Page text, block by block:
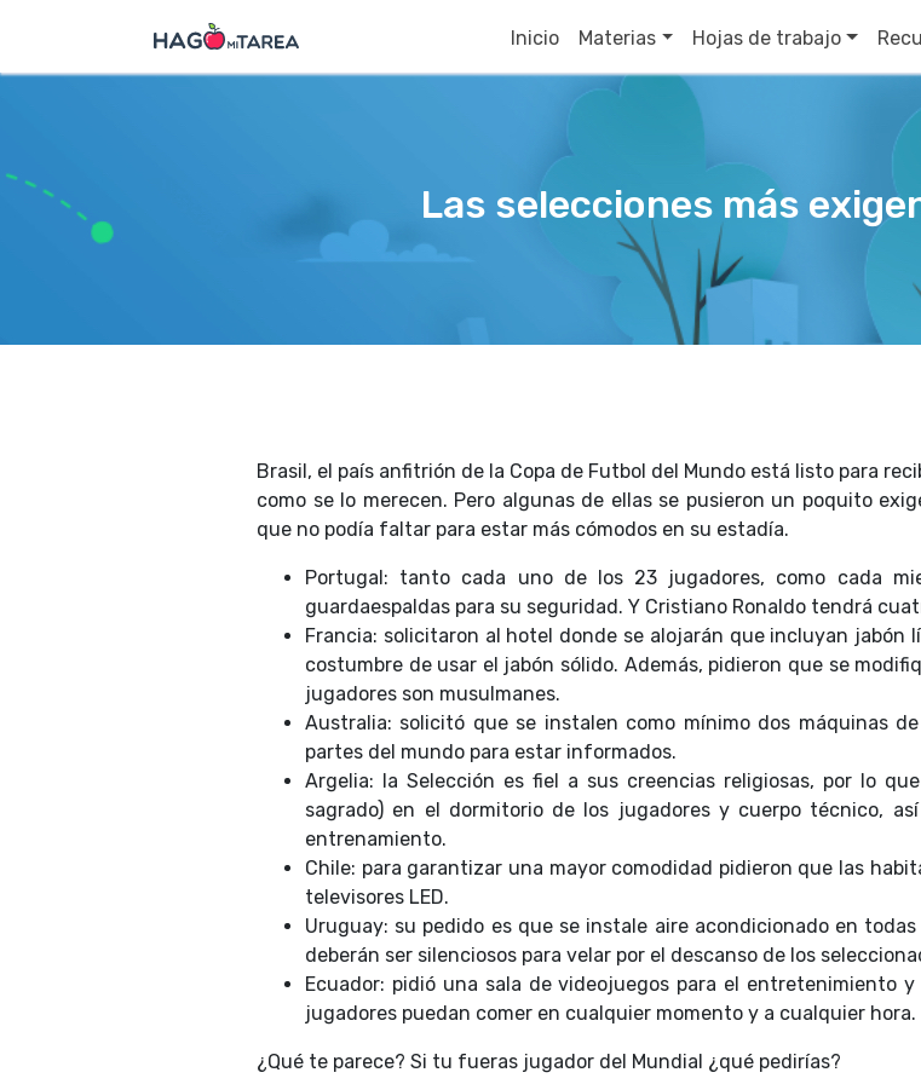
Inicio Materias Hojas de trabajo
Las selecciones más
Brasil, el país anfitrión de la Copa de Futbol del Mundo está listo para
como se lo merecen. Pero algunas de ellas se pusieron un poquito
que no podía faltar para estar más cómodos en su estadía.
Portugal: tanto cada uno de los 23 jugadores, como cada
guardaespaldas para su seguridad. Y Cristiano Ronaldo tendrá
Francia: solicitaron al hotel donde se alojarán que incluyan jabón
costumbre de usar el jabón sólido. Además, pidieron que se
jugadores son musulmanes.
Australia: solicitó que se instalen como mínimo dos máquinas
partes del mundo para estar informados.
Argelia: la Selección es fiel a sus creencias religiosas, por lo
sagrado) en el dormitorio de los jugadores y cuerpo técnico,
entrenamiento.
Chile: para garantizar una mayor comodidad pidieron que las
televisores LED.
Uruguay: su pedido es que se instale aire acondicionado en
deberán ser silenciosos para velar por el descanso de los
Ecuador: pidió una sala de videojuegos para el entretenimiento
jugadores puedan comer en cualquier momento y a cualquier hora.
¿Qué te parece? Si tu fueras jugador del Mundial ¿qué pedirías?